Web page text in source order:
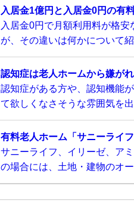
入居金1億円と入居金0円の有
入居金0円で月額利用料が格
が、その違いは何かについて
認知症は老人ホームから嫌が
認知症がある方や、認知機能
て欲しくなさそうな雰囲気を
有料老人ホーム「サニーライ
サニーライフ、イリーゼ、ア
の場合には、土地・建物のオ